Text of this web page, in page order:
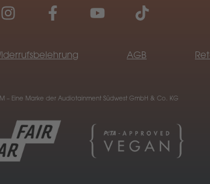
AGB
– Eine Marke der Audiotainment Südwest GmbH & Co. KG